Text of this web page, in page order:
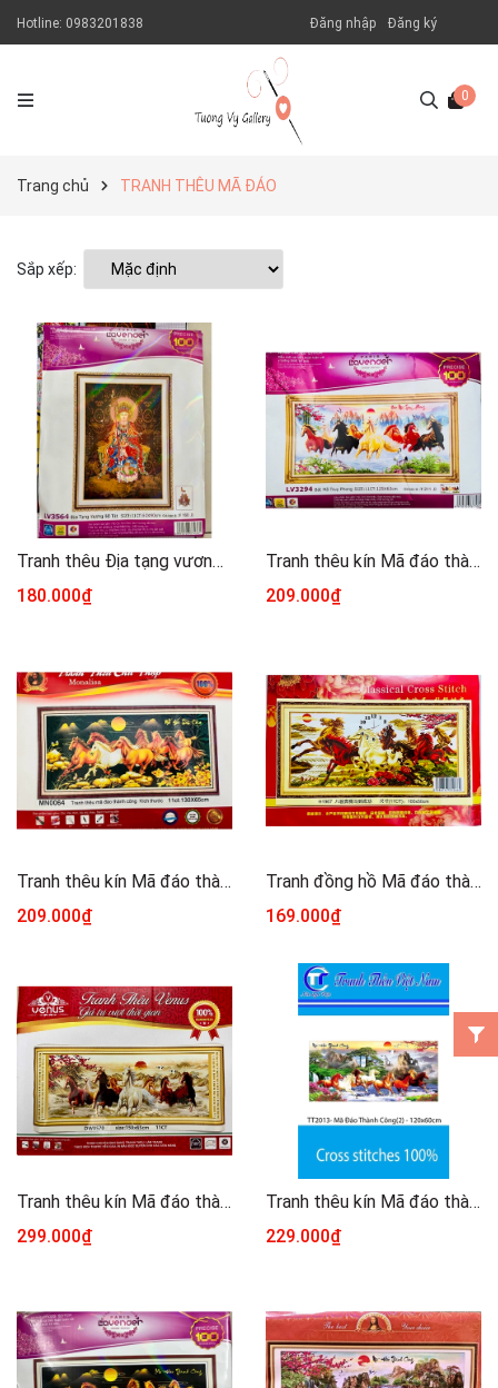
Hotline: 0983201838 Đăng nhập Đăng ký
0
Trang chủ TRANH THÊU MÃ ĐÁO
Sắp xếp:
Tranh thêu Địa tạng vương bồ tát, tranh này thêu 3D (nền không thêu), kích thước 60 x 90 cm
180.000₫
Tranh thêu kín Mã đáo thành công E150, kích thước 125x 63 cm
209.000₫
Tranh thêu kín Mã đáo thành công MN0064, kích thước 130 x 65 cm
209.000₫
Tranh đồng hồ Mã đáo thành công H1967, kt 100x55 cm
169.000₫
Tranh thêu kín Mã đáo thành công DW0570, kích thước 150 x 60 cm
299.000₫
Tranh thêu kín Mã đáo thành công TT2013, kích thước 120 x 60 cm
229.000₫